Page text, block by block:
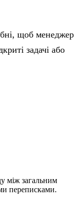
щоб менеджер
задачі або
між загальним
переписками.